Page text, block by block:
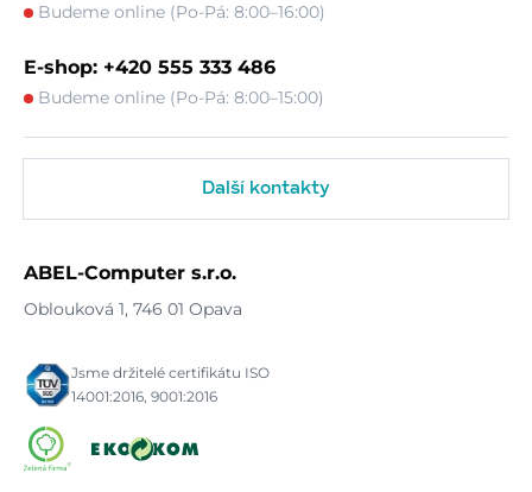
Budeme online (Po-Pá: 8:00–16:00)
E-shop: +420 555 333 486
Budeme online (Po-Pá: 8:00–15:00)
Další kontakty
ABEL-Computer s.r.o.
Oblouková 1, 746 01 Opava
Jsme držitelé certifikátu ISO
14001:2016, 9001:2016